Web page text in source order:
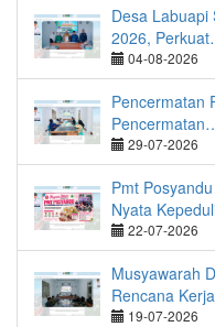
Desa Labuapi
2026,
04-08-2026
Pencermatan
29-07-2026
Pmt
Nyata
22-07-2026
Musyawarah
Rencana
19-07-2026